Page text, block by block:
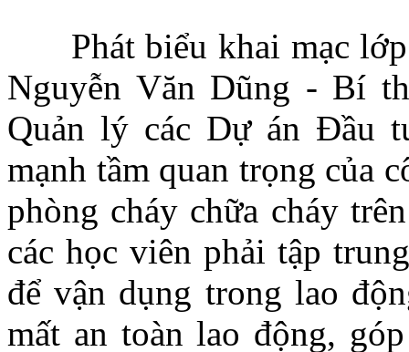
Phát biểu khai mạc lớp
Nguyễn Văn Dũng - Bí
Quản lý các Dự án Đầu
mạnh tầm quan trọng của
phòng cháy chữa cháy
các học viên phải tập
để vận dụng trong lao
mất an toàn lao động,